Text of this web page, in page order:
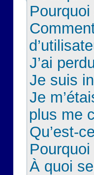
J’ai
Je suis
Je
plus me
Qu’est-
À quoi